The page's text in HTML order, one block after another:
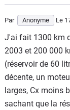
Par Anonyme Le
J'ai fait 1300 km
2003 et 200 000
(réservoir de 60
décente, un
larges, Cx moins
sachant que la